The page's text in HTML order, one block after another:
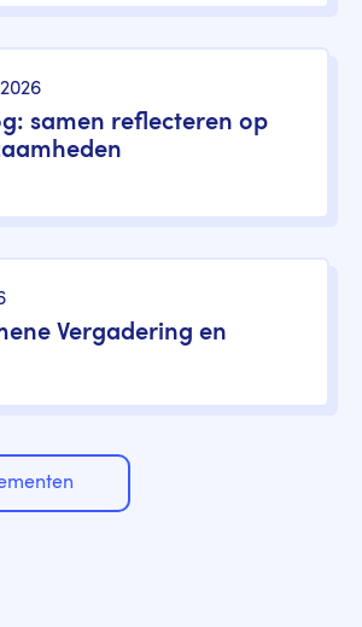
samen reflecteren op
Vergadering en